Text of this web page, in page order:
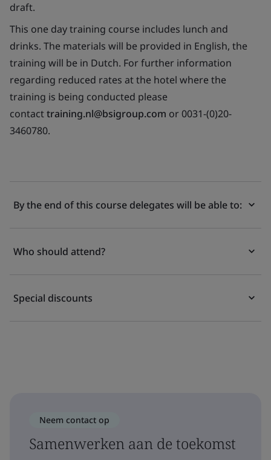
draft.
This one day training course includes lunch and
drinks. The materials will be provided in English, the
training will be in Dutch. For further information
regarding reduced rates at the hotel where the
training is being conducted please
contacttraining.nl@bsigroup.com or 0031-(0)20-
3460780.
By the end of this course delegates will be able to:
Who should attend?
Special discounts
Neem contact op
Samenwerken aan de toekomst